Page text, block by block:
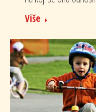
Više